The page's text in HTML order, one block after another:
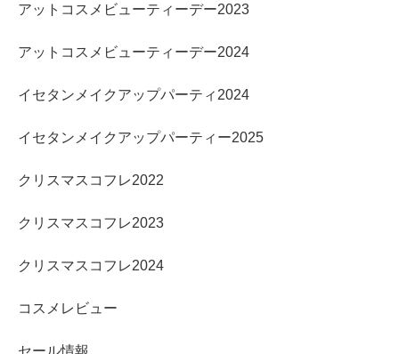
アットコスメビューティーデー2023
アットコスメビューティーデー2024
イセタンメイクアップパーティ2024
イセタンメイクアップパーティー2025
クリスマスコフレ2022
クリスマスコフレ2023
クリスマスコフレ2024
コスメレビュー
セール情報